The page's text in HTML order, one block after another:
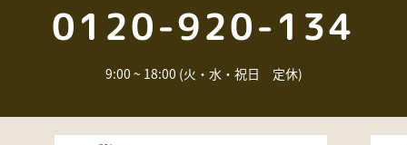
0120-920-134
9:00 ~ 18:00 (火・水・祝日 定休)